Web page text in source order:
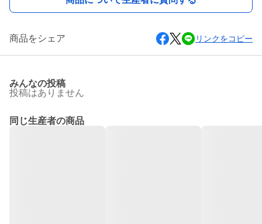
商品をシェア リンクをコピー
みんなの投稿
投稿はありません
同じ生産者の商品